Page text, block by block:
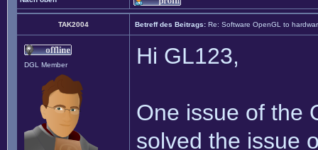
TAK2004 Betreff des Beitrags: Re: Software OpenGL to
DGL Member Hi GL123,
One issue of the
solved the issue